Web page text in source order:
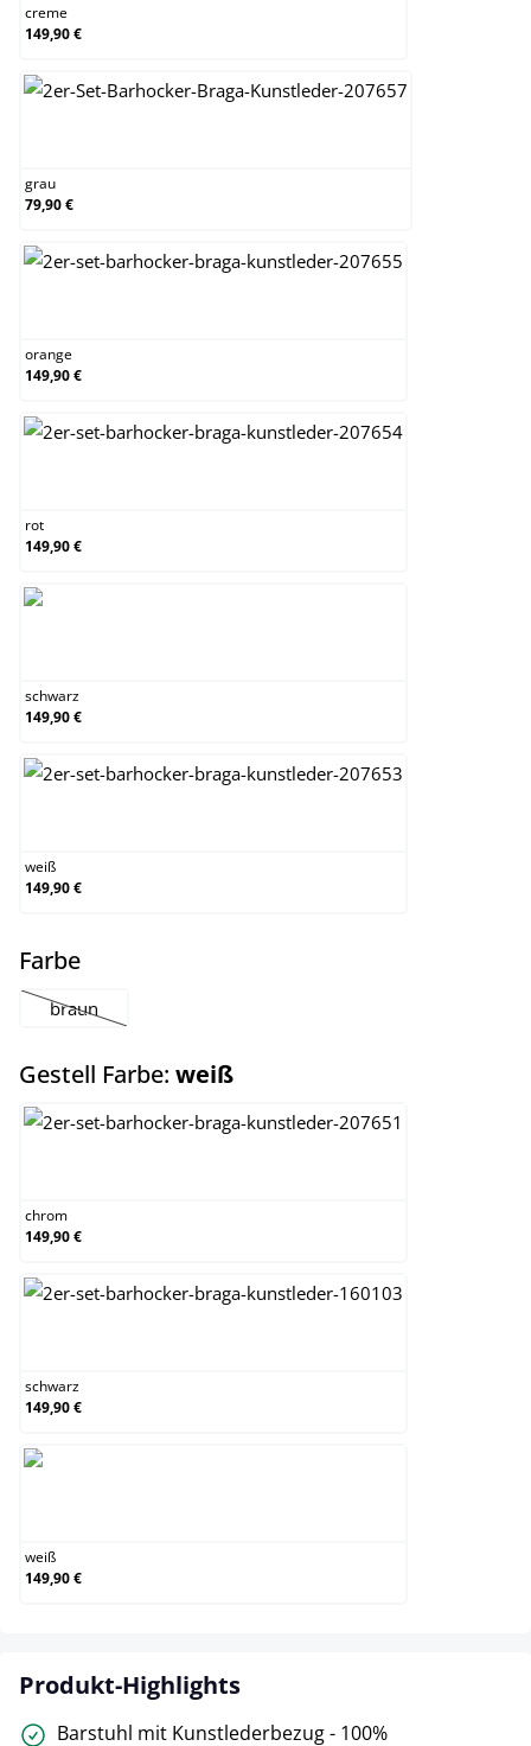
creme
149,90 €
grau
79,90 €
orange
149,90 €
rot
149,90 €
schwarz
149,90 €
weiß
149,90 €
Farbeauswählen
braun
(Diese Option ist zurzeit nicht verfügbar.)
Gestell Farbe: weißauswählen
chrom
149,90 €
schwarz
149,90 €
weiß
149,90 €
Produkt-Highlights
Barstuhl mit Kunstlederbezug - 100%